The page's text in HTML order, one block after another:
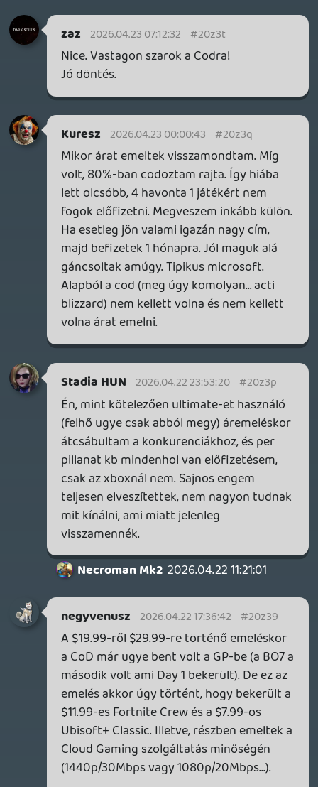
ki), valamint a Essential/Premium átváltási
aránya Ultimate-re kicsit jobb lettismét
(tavaly októberben az Essential-->
Ultimate váltás 40% volt, most felment
45%-ra, a Premium--> Ultimate meg 50%-
ról ment fel 65%-ra.
soliduss 2026.04.22 16:02:11 #20z30
Nagyon nagy minuszokat termelt a Cod új
része. Ez a 300 misis kiesés simán lehet
,hogy csak a day 1 vásárlásból szűrték le...
de összesen jóval nagyobb lehet a kár.
Valahol -600-800 milliós elmaradt
bevételt is olvastam. Bár nem tudom ez
mennyire valid... de simán lehet ,hogy az
elmaradt késői belépők, plusz a irdatlan
költések elmaradásából kalkulálták ki.
A kövi cod ha minden igaz a Modern
warfare 4 lesz.... annak nagyott kell ütnie.
Aki a csökkentést megelőző, hivatalos
áron (tehát nem trükközve) fizetett elő
több évre, annak a fennmaradó időtartam
árcédulával arányosan? Azokkal mi lesz,
akik a CoD miatt is választották az
Ultimate tagságot és ennek fényében
döntöttek az emelt ár kifizetése mellett?
(Nem vagyok személyesen érintett a
dologban, csak ezekre a pontokra nem
nagyon tért ki a kommunikáció.)
arpi0912
Az nekem is feltűnt, hogy a "jófej" lépéssel
is végülis emeltek egy 15%-ot okosba a
tavalyiakhoz képest. 😃 Úgyhogy ravasz az
MS meg kell hagyni.
A visszatalálnak e a GPU-ba a felhasználók
is jó kérdés. Akár vissza is találhatnak a
csökkentés hatására.
Az már más kérdés, hogy mennyi
bizalmatlanságot szül az MS ezen lépése
megint a felhasználókban. Mert most
megint egy érdekes precedenst teremt
ezzel az MS, hogy ugyan a GPU-ban